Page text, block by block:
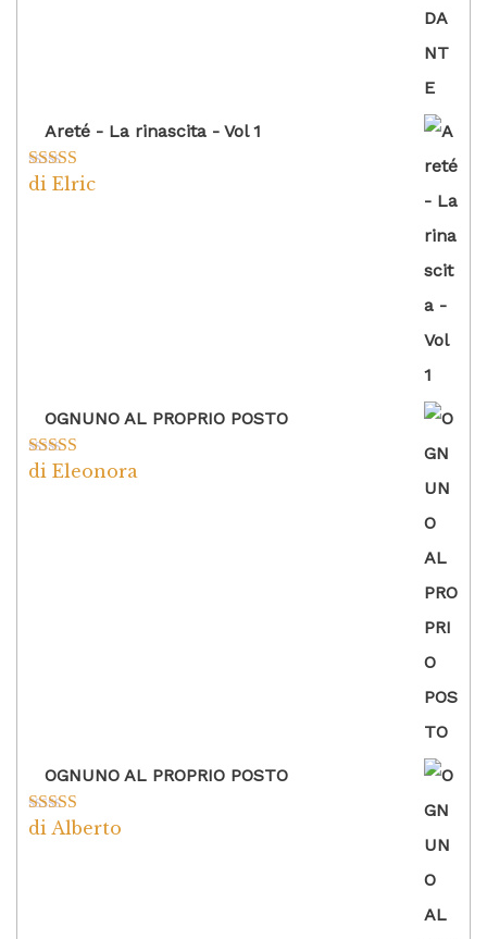
Areté - La rinascita - Vol 1
Valutato5
di Elric
OGNUNO AL PROPRIO POSTO
Valutato5su
di Eleonora
OGNUNO AL PROPRIO POSTO
Valutato5su
di Alberto